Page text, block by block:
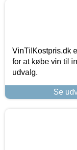
VinTilKostpris.dk
for at købe vin til
udvalg.
Se